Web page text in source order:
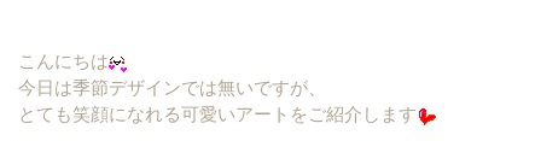
こんにちは
今日は季節デザインでは無いですが、
とても笑顔になれる可愛いアートをご紹介します